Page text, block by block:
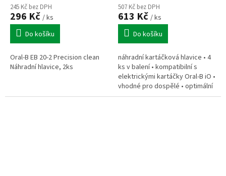
245 Kč bez DPH
296 Kč / ks
Do košíku
Oral-B EB 20-2 Precision clean
Náhradní hlavice, 2ks
507 Kč bez DPH
613 Kč / ks
Do košíku
náhradní kartáčková hlavice • 4
ks v balení • kompatibilní s
elektrickými kartáčky Oral-B iO •
vhodné pro dospělé • optimální
zkosení vláken • signalizace